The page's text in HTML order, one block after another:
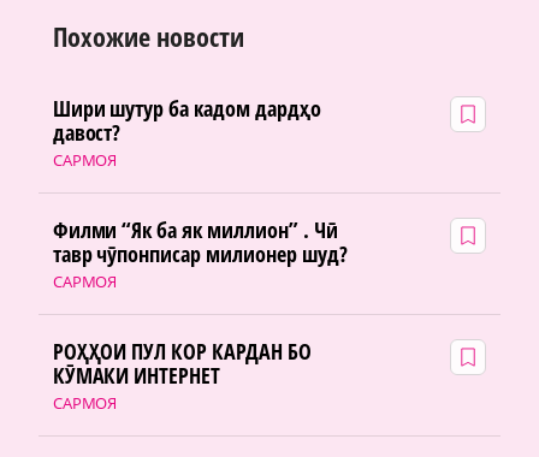
Похожие новости
САРМОЯ
Шири шутур ба кадом дардҳо
давост?
САРМОЯ
Филми “Як ба як миллион” . Чӣ
тавр чӯпонписар милионер шуд?
САРМОЯ
РОҲҲОИ ПУЛ КОР КАРДАН БО
КӮМАКИ ИНТЕРНЕТ